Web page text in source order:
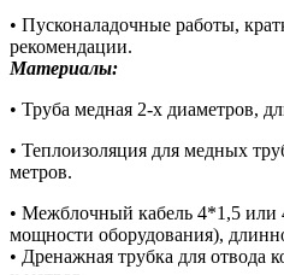
• Пусконаладочные работы,
рекомендации.
Материалы:
• Труба медная 2-х диаметров,
• Теплоизоляция для медных
метров.
• Межблочный кабель 4*1,5 или
мощности оборудования),
• Дренажная трубка для отвода